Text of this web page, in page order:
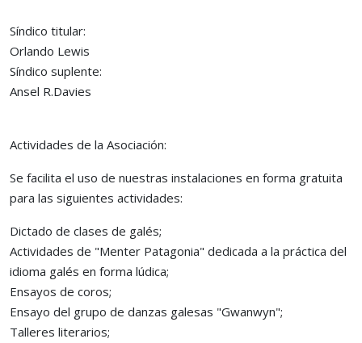
Síndico titular:
Orlando Lewis
Síndico suplente:
Ansel R.Davies
Actividades de la Asociación:
Se facilita el uso de nuestras instalaciones en forma gratuita
para las siguientes actividades:
Dictado de clases de galés;
Actividades de "Menter Patagonia" dedicada a la práctica del
idioma galés en forma lúdica;
Ensayos de coros;
Ensayo del grupo de danzas galesas "Gwanwyn";
Talleres literarios;